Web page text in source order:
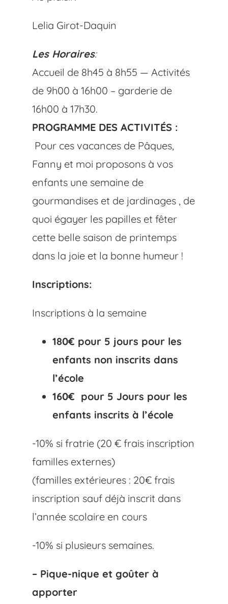
Lelia Girot-Daquin
Les Horaires:
Accueil de 8h45 à 8h55 — Activités
de 9h00 à 16h00 – garderie de
16h00 à 17h30.
PROGRAMME DES ACTIVITÉS :
Pour ces vacances de Pâques,
Fanny et moi proposons à vos
enfants une semaine de
gourmandises et de jardinages , de
quoi égayer les papilles et fêter
cette belle saison de printemps
dans la joie et la bonne humeur !
Inscriptions:
Inscriptions à la semaine
180€ pour 5 jours pour les
enfants non inscrits dans
l’école
160€ pour 5 Jours pour les
enfants inscrits à l’école
-10% si fratrie (20 € frais inscription
familles externes)
(familles extérieures : 20€ frais
inscription sauf déjà inscrit dans
l’année scolaire en cours
-10% si plusieurs semaines.
– Pique-nique et goûter à
apporter